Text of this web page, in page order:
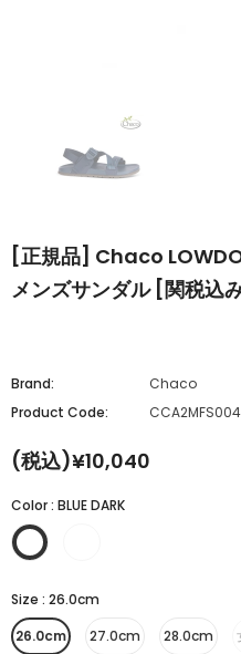
[正規品] Chaco
メンズサンダル [関税込
Brand:
Chaco
Product Code:
CCA2MFS004
(税込)¥10,040
Color: BLUE DARK
Size : 26.0cm
26.0cm
27.0cm 28.0cm